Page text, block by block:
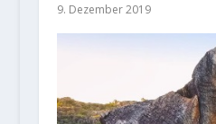
9. Dezember 2019